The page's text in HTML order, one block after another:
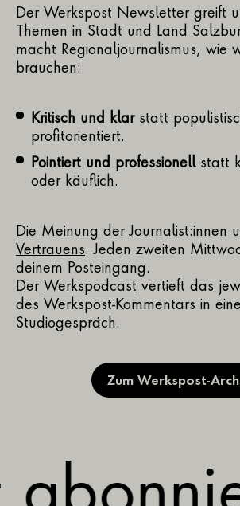
Der Werkspost Newsletter greift
Themen in Stadt und Land
macht Regionaljournalismus, wie
brauchen:
Kritisch und klarstatt
profitorientiert.
Pointiert und professionellstatt
oder käuflich.
Die Meinung derJournalist:innen
Vertrauens. Jeden zweiten
deinem Posteingang.
Der Werkspodcast vertieft das
des Werkspost-Kommentars in
Studiogespräch.
Zum Werkspost-